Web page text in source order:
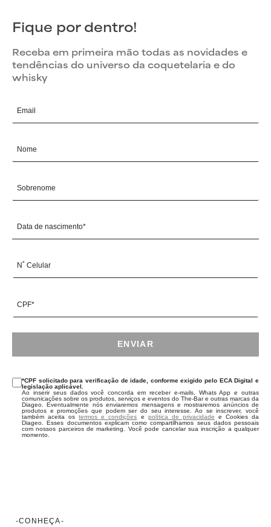
Fique por dentro!
Receba em primeira mão todas as novidades e
tendências do universo da coquetelaria e do
whisky
Email
Nome
Sobrenome
Data de nascimento*
N˚ Celular
CPF*
ENVIAR
*CPF solicitado para verificação de idade, conforme exigido pelo ECA Digital e
legislação aplicável.
Ao inserir seus dados você concorda em receber e-mails, Whats App e outras
comunicações sobre os produtos, serviços e eventos do The-Bar e outras marcas da
Diageo. Eventualmente nós enviaremos mensagens e mostraremos anúncios de
produtos e promoções que podem ser do seu interesse. Ao se inscrever, você
também aceita ostermos e condições e política de privacidade e Cookies da
Diageo. Esses documentos explicam como compartilhamos seus dados pessoais
com nossos parceiros de marketing. Você pode cancelar sua inscrição a qualquer
momento.
-CONHEÇA-